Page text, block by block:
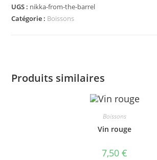
From
The
UGS : nikka-from-the-barrel
Catégorie : Boissons
Produits similaires
Boissons
Vin rouge
7,50 €